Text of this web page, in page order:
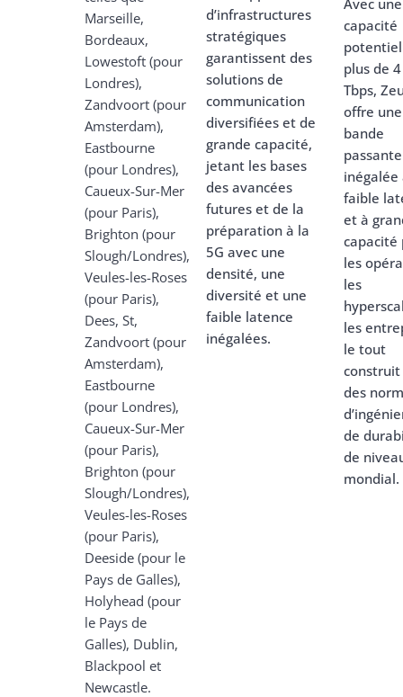
Marseille,
Bordeaux,
Lowestoft (pour
Londres),
Zandvoort (pour
Amsterdam),
Eastbourne
(pour Londres),
Caueux-Sur-Mer
(pour Paris),
Brighton (pour
Slough/Londres),
Veules-les-Roses
(pour Paris),
Dees, St,
Zandvoort (pour
Amsterdam),
Eastbourne
(pour Londres),
Caueux-Sur-Mer
(pour Paris),
Brighton (pour
Slough/Londres),
Veules-les-Roses
(pour Paris),
Deeside (pour le
Pays de Galles),
Holyhead (pour
le Pays de
Galles), Dublin,
Blackpool et
Newcastle.
d’infrastructures
stratégiques
garantissent des
solutions de
communication
diversifiées et de
grande capacité,
jetant les bases
des avancées
futures et de la
préparation à la
5G avec une
densité, une
diversité et une
faible latence
inégalées.
capacité
plus de
Tbps,
offre une
bande
passante
inégalée
faible
et à
capacité
les
les
les
le tout
des
de
de
mondial.